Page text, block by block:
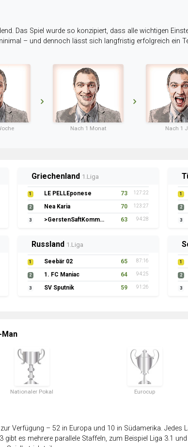
Das Spiel wurde so konzipiert, dass alle wichtigen
– und dennoch lässt sich langfristig erfolgreich ein
Nach 1 Monat Nach 1
Griechenland 1.Liga
1 LE PELLEponese 73 127:22
2 Nea Karia 70 123:27
3 >GerstenSaftKommando 63 94:28
1
2
3
Russland 1.Liga
1 Seebär 02 65 87:16
2 1. FC Maniac 64 94:25
3 SV Sputnik 59 91:26
1
2
3
Nationaler Pokal Eurocup
Verfügung – 52 in Europa und 10 in Südamerika. Jedes
es mehrere parallele Staffeln, zum Beispiel Liga 3.1